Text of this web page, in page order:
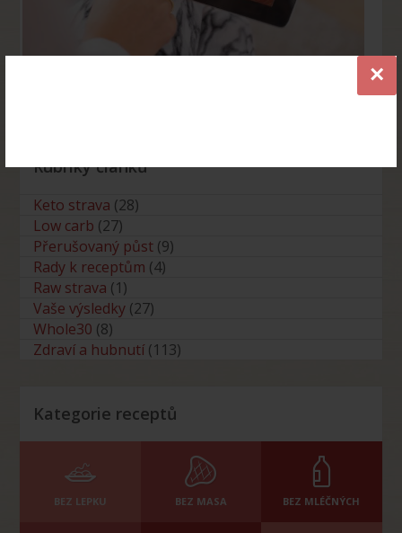
×
Rubriky článků
Keto strava (28)
Low carb (27)
Přerušovaný půst (9)
Rady k receptům (4)
Raw strava (1)
Vaše výsledky (27)
Whole30 (8)
Zdraví a hubnutí (113)
Kategorie receptů
BEZ LEPKU BEZ MASA BEZ MLÉČNÝCH